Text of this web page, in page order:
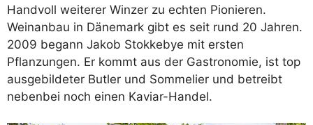
Handvoll weiterer Winzer zu echten Pionieren.
Weinanbau in Dänemark gibt es seit rund 20 Jahren.
2009 begann Jakob Stokkebye mit ersten
Pflanzungen. Er kommt aus der Gastronomie, ist top
ausgebildeter Butler und Sommelier und betreibt
nebenbei noch einen Kaviar-Handel.